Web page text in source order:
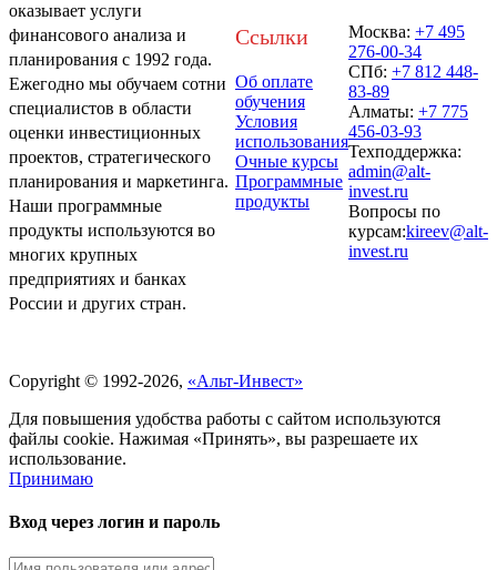
оказывает услуги
финансового анализа и
планирования с 1992 года.
Ежегодно мы обучаем сотни
специалистов в области
оценки инвестиционных
проектов, стратегического
планирования и маркетинга.
Наши программные
продукты используются во
многих крупных
предприятиях и банках
России и других стран.
Ссылки
Об оплате
обучения
Условия
использования
Очные курсы
Программные
продукты
Москва: +7 495
276-00-34
СПб: +7 812 448-
83-89
Алматы: +7 775
456-03-93
Техподдержка:
admin@alt-
invest.ru
Вопросы по
курсам:kireev@alt-
invest.ru
Copyright © 1992-2026, «Альт-Инвест»
Для повышения удобства работы с сайтом используются
файлы cookie. Нажимая «Принять», вы разрешаете их
использование.
Принимаю
Вход через логин и пароль